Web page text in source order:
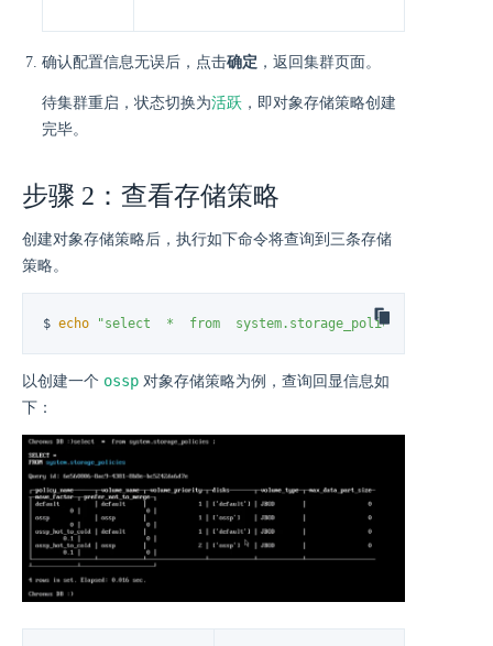
确认配置信息无误后，点击确定 ，返回集群页面。
待集群重启，状态切换为活跃 ，即对象存储策略创建
完毕。
步骤 2：查看存储策略
创建对象存储策略后，执行如下命令将查询到三条存储
策略。
$ echo "select  *  from  system.storage_policies"
以创建一个 ossp 对象存储策略为例，查询回显信息如
下：